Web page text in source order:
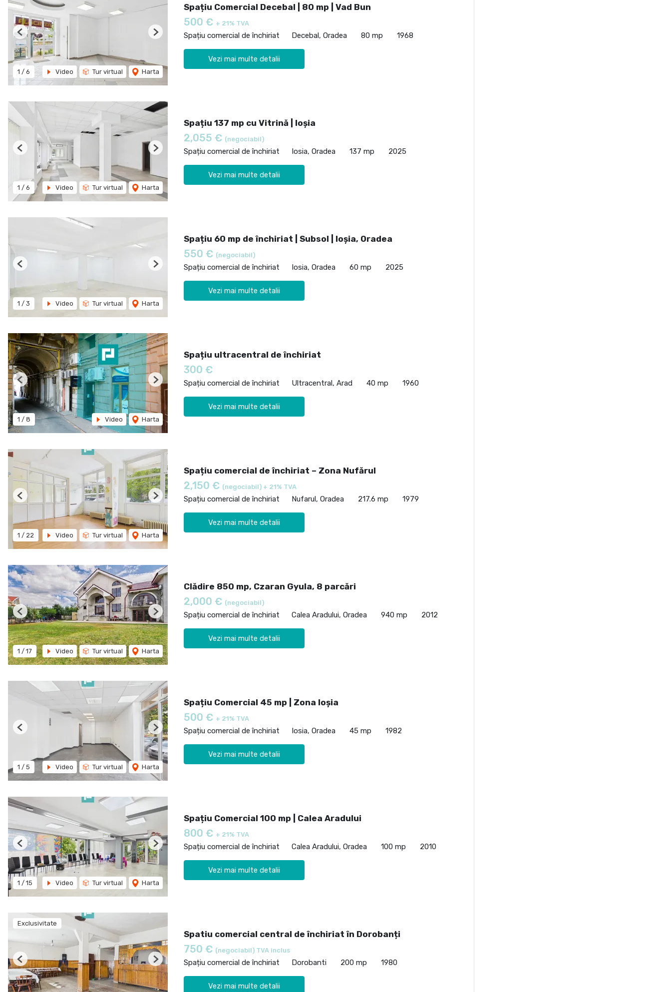
1 / 6 Video Tur virtual Harta
Previous Next
Spațiu Comercial Decebal | 80 mp | Vad Bun
500 € + 21% TVA
Spațiu comercial de închiriat Decebal, Oradea 80 mp 1968
Vezi mai multe detalii
1 / 6 Video Tur virtual Harta
Previous Next
Spațiu 137 mp cu Vitrină | Ioșia
2,055 € (negociabil)
Spațiu comercial de închiriat Iosia, Oradea 137 mp 2025
Vezi mai multe detalii
1 / 3 Video Tur virtual Harta
Previous Next
Spațiu 60 mp de închiriat | Subsol | Ioșia, Oradea
550 € (negociabil)
Spațiu comercial de închiriat Iosia, Oradea 60 mp 2025
Vezi mai multe detalii
1 / 8 Video Harta
Previous Next
Spațiu ultracentral de închiriat
300 €
Spațiu comercial de închiriat Ultracentral, Arad 40 mp 1960
Vezi mai multe detalii
1 / 22 Video Tur virtual Harta
Previous Next
Spațiu comercial de închiriat – Zona Nufărul
2,150 € (negociabil) + 21% TVA
Spațiu comercial de închiriat Nufarul, Oradea 217.6 mp 1979
Vezi mai multe detalii
1 / 17 Video Tur virtual Harta
Previous Next
Clădire 850 mp, Czaran Gyula, 8 parcări
2,000 € (negociabil)
Spațiu comercial de închiriat Calea Aradului, Oradea 940 mp 2012
Vezi mai multe detalii
1 / 5 Video Tur virtual Harta
Previous Next
Spațiu Comercial 45 mp | Zona Ioșia
500 € + 21% TVA
Spațiu comercial de închiriat Iosia, Oradea 45 mp 1982
Vezi mai multe detalii
1 / 15 Video Tur virtual Harta
Previous Next
Spațiu Comercial 100 mp | Calea Aradului
800 € + 21% TVA
Spațiu comercial de închiriat Calea Aradului, Oradea 100 mp 2010
Vezi mai multe detalii
Exclusivitate
Previous Next
Spatiu comercial central de închiriat în Dorobanți
750 € (negociabil) TVA inclus
Spațiu comercial de închiriat Dorobanti 200 mp 1980
Vezi mai multe detalii